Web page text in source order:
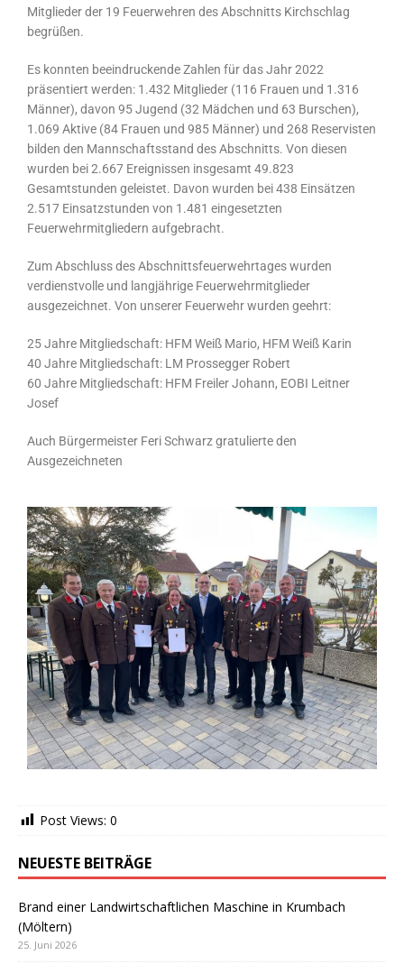
Mitglieder der 19 Feuerwehren des Abschnitts Kirchschlag
begrüßen.
Es konnten beeindruckende Zahlen für das Jahr 2022
präsentiert werden: 1.432 Mitglieder (116 Frauen und 1.316
Männer), davon 95 Jugend (32 Mädchen und 63 Burschen),
1.069 Aktive (84 Frauen und 985 Männer) und 268 Reservisten
bilden den Mannschaftsstand des Abschnitts. Von diesen
wurden bei 2.667 Ereignissen insgesamt 49.823
Gesamtstunden geleistet. Davon wurden bei 438 Einsätzen
2.517 Einsatzstunden von 1.481 eingesetzten
Feuerwehrmitgliedern aufgebracht.
Zum Abschluss des Abschnittsfeuerwehrtages wurden
verdienstvolle und langjährige Feuerwehrmitglieder
ausgezeichnet. Von unserer Feuerwehr wurden geehrt:
25 Jahre Mitgliedschaft: HFM Weiß Mario, HFM Weiß Karin
40 Jahre Mitgliedschaft: LM Prossegger Robert
60 Jahre Mitgliedschaft: HFM Freiler Johann, EOBI Leitner
Josef
Auch Bürgermeister Feri Schwarz gratulierte den
Ausgezeichneten
Post Views: 0
NEUESTE BEITRÄGE
Brand einer Landwirtschaftlichen Maschine in Krumbach
(Möltern)
25. Juni 2026